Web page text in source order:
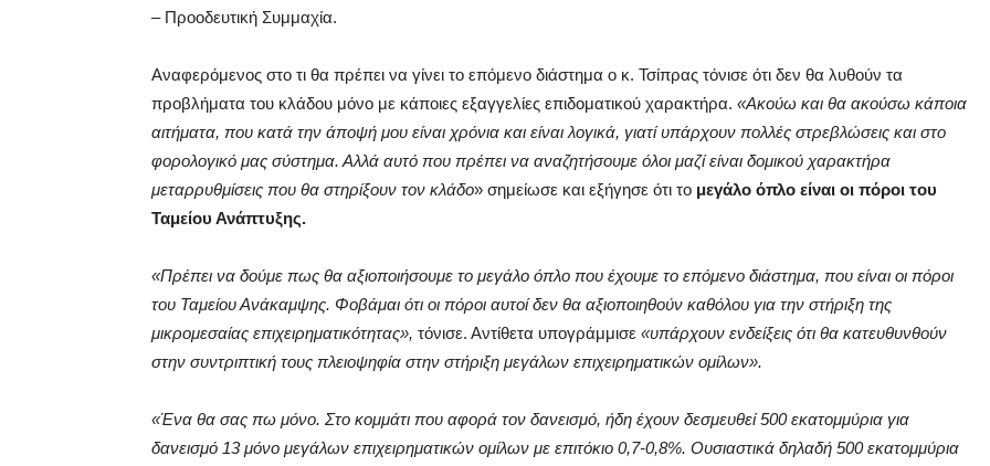
– Προοδευτική Συμμαχία.
Αναφερόμενος στο τι θα πρέπει να γίνει το επόμενο διάστημα ο κ. Τσίπρας τόνισε ότι δεν θα λυθούν τα
προβλήματα του κλάδου μόνο με κάποιες εξαγγελίες επιδοματικού χαρακτήρα. «Ακούω και θα ακούσω κάποια
αιτήματα, που κατά την άποψή μου είναι χρόνια και είναι λογικά, γιατί υπάρχουν πολλές στρεβλώσεις και στο
φορολογικό μας σύστημα. Αλλά αυτό που πρέπει να αναζητήσουμε όλοι μαζί είναι δομικού χαρακτήρα
μεταρρυθμίσεις που θα στηρίξουν τον κλάδο» σημείωσε και εξήγησε ότι το μεγάλο όπλο είναι οι πόροι του
Ταμείου Ανάπτυξης.
«Πρέπει να δούμε πως θα αξιοποιήσουμε το μεγάλο όπλο που έχουμε το επόμενο διάστημα, που είναι οι πόροι
του Ταμείου Ανάκαμψης. Φοβάμαι ότι οι πόροι αυτοί δεν θα αξιοποιηθούν καθόλου για την στήριξη της
μικρομεσαίας επιχειρηματικότητας», τόνισε. Αντίθετα υπογράμμισε «υπάρχουν ενδείξεις ότι θα κατευθυνθούν
στην συντριπτική τους πλειοψηφία στην στήριξη μεγάλων επιχειρηματικών ομίλων».
«Ένα θα σας πω μόνο. Στο κομμάτι που αφορά τον δανεισμό, ήδη έχουν δεσμευθεί 500 εκατομμύρια για
δανεισμό 13 μόνο μεγάλων επιχειρηματικών ομίλων με επιτόκιο 0,7-0,8%. Ουσιαστικά δηλαδή 500 εκατομμύρια